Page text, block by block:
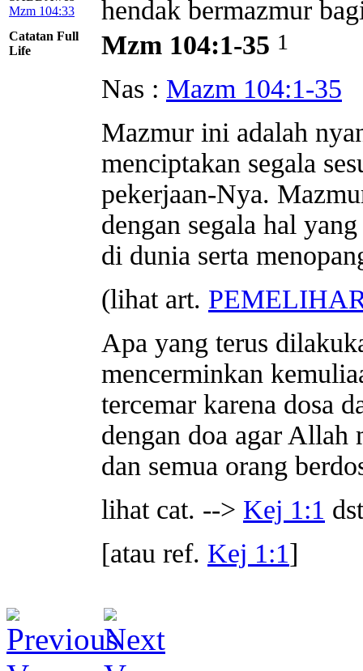
Mzm 104:33
hendak bermazmur
Catatan Full
Life
Mzm 104:1-35 1
Nas : Mazm 104:1-35
Mazmur ini adalah
menciptakan segala
pekerjaan-Nya.
dengan segala hal
di dunia serta
(lihat art.
Apa yang terus
mencerminkan
tercemar karena dosa
dengan doa agar Allah
dan semua orang
lihat cat. --> Kej 1:1
[atau ref. Kej 1:1]